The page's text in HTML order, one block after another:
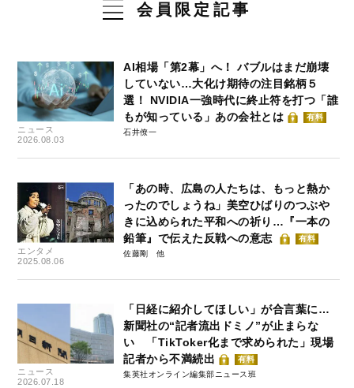
会員限定記事
ニュース
2026.08.03
AI相場「第2幕」へ！ バブルはまだ崩壊
していない…大化け期待の注目銘柄５
選！ NVIDIA一強時代に終止符を打つ「誰
もが知っている」あの会社とは
有料
石井僚一
エンタメ
2025.08.06
「あの時、広島の人たちは、もっと熱か
ったのでしょうね」美空ひばりのつぶや
きに込められた平和への祈り…『一本の
鉛筆』で伝えた反戦への意志
有料
佐藤剛
ニュース
2026.07.18
「日経に紹介してほしい」が合言葉に…
新聞社の“記者流出ドミノ”が止まらな
い 「TikToker化まで求められた」現場
記者から不満続出
有料
集英社オンライン編集部ニュース班